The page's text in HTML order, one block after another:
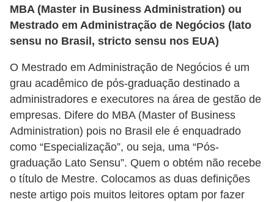
MBA (Master in Business Administration) ou
Mestrado em Administração de Negócios (lato
sensu no Brasil, stricto sensu nos EUA)
O Mestrado em Administração de Negócios é um
grau acadêmico de pós-graduação destinado a
administradores e executores na área de gestão de
empresas. Difere do MBA (Master of Business
Administration) pois no Brasil ele é enquadrado
como “Especialização”, ou seja, uma “Pós-
graduação Lato Sensu”. Quem o obtém não recebe
o título de Mestre. Colocamos as duas definições
neste artigo pois muitos leitores optam por fazer
r
ô
n
c
a
F
u
t
e
b